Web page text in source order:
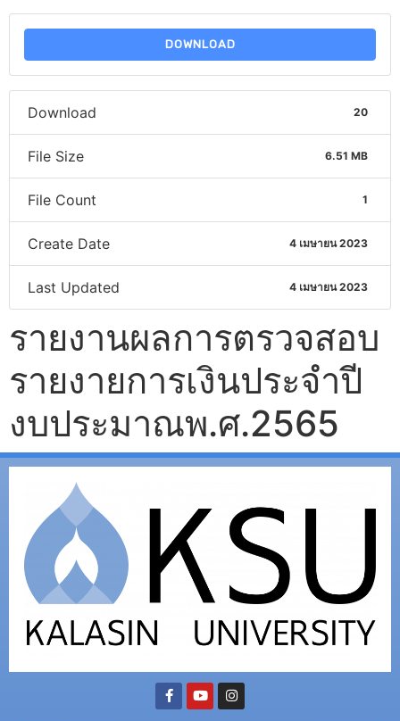
DOWNLOAD
Download 20
File Size 6.51 MB
File Count 1
Create Date 4 เมษายน 2023
Last Updated 4 เมษายน 2023
รายงานผลการตรวจสอบ
รายงายการเงินประจำปี
งบประมาณพ.ศ.2565